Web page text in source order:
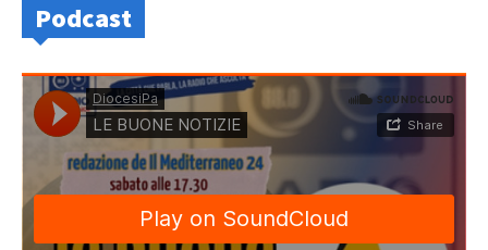
Podcast